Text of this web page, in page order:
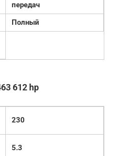
передач
Полный
612 hp
230
5.3